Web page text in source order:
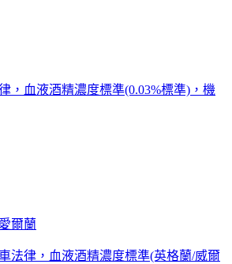
，血液酒精濃度標準(0.03%標準)，機
爾蘭
法律，血液酒精濃度標準(英格蘭/威爾